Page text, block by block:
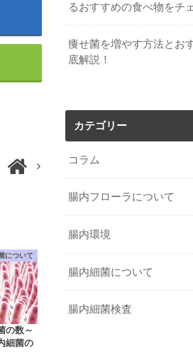
について
の数～
細菌の
るおすすめの食べ物をチ
痩せ菌を増やす方法とお
底解説！
カテゴリー
コラム
腸内フローラについて
腸内環境
腸内細菌について
腸内細菌検査